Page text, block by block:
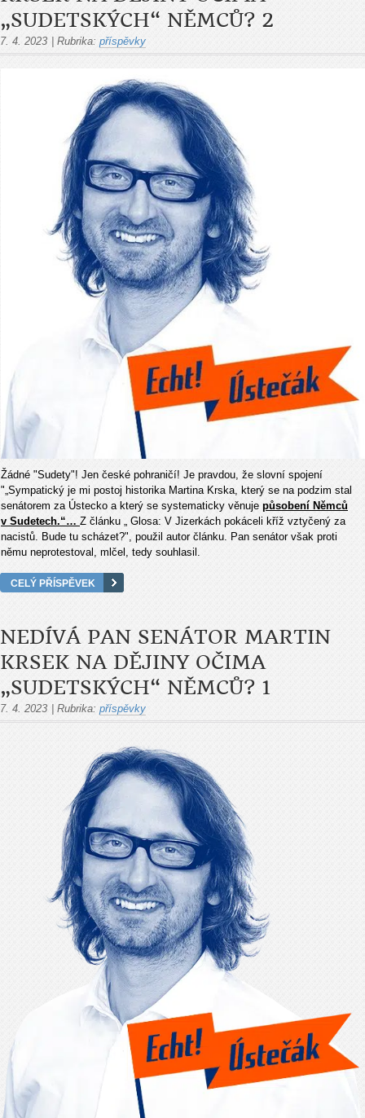
„SUDETSKÝCH“ NĚMCŮ? 2
7. 4. 2023 Rubrika: příspěvky
Žádné "Sudety"! Jen české pohraničí! Je pravdou, že slovní spojení
"„Sympatický je mi postoj historika Martina Krska, který se na podzim stal
senátorem za Ústecko a který se systematicky věnuje působení Němců
v Sudetech.“… Z článku „ Glosa: V Jizerkách pokáceli kříž vztyčený za
nacistů. Bude tu scházet?", použil autor článku. Pan senátor však proti
němu neprotestoval, mlčel, tedy souhlasil.
CELÝ PŘÍSPĚVEK
NEDÍVÁ PAN SENÁTOR MARTIN
KRSEK NA DĚJINY OČIMA
„SUDETSKÝCH“ NĚMCŮ? 1
7. 4. 2023 Rubrika: příspěvky